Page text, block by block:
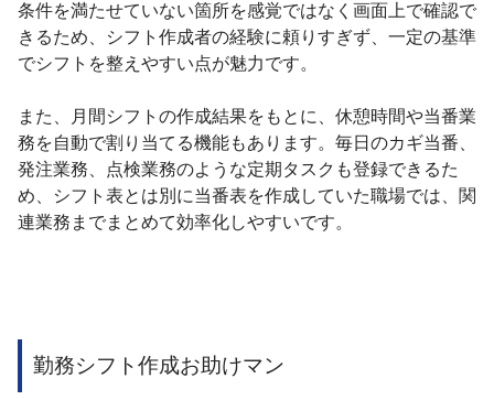
条件を満たせていない箇所を感覚ではなく画面上で確認で
きるため、シフト作成者の経験に頼りすぎず、一定の基準
でシフトを整えやすい点が魅力です。
また、月間シフトの作成結果をもとに、休憩時間や当番業
務を自動で割り当てる機能もあります。毎日のカギ当番、
発注業務、点検業務のような定期タスクも登録できるた
め、シフト表とは別に当番表を作成していた職場では、関
連業務までまとめて効率化しやすいです。
勤務シフト作成お助けマン